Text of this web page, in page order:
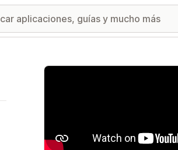
Galería de imágenes destacadas